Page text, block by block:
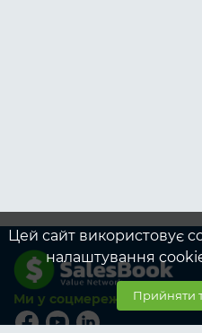
Ми у соцмережах
Цей сайт використовує
налаштування
Прийняти